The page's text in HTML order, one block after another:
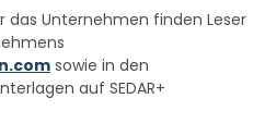
Unternehmen finden Leser
sowie in den
auf SEDAR+